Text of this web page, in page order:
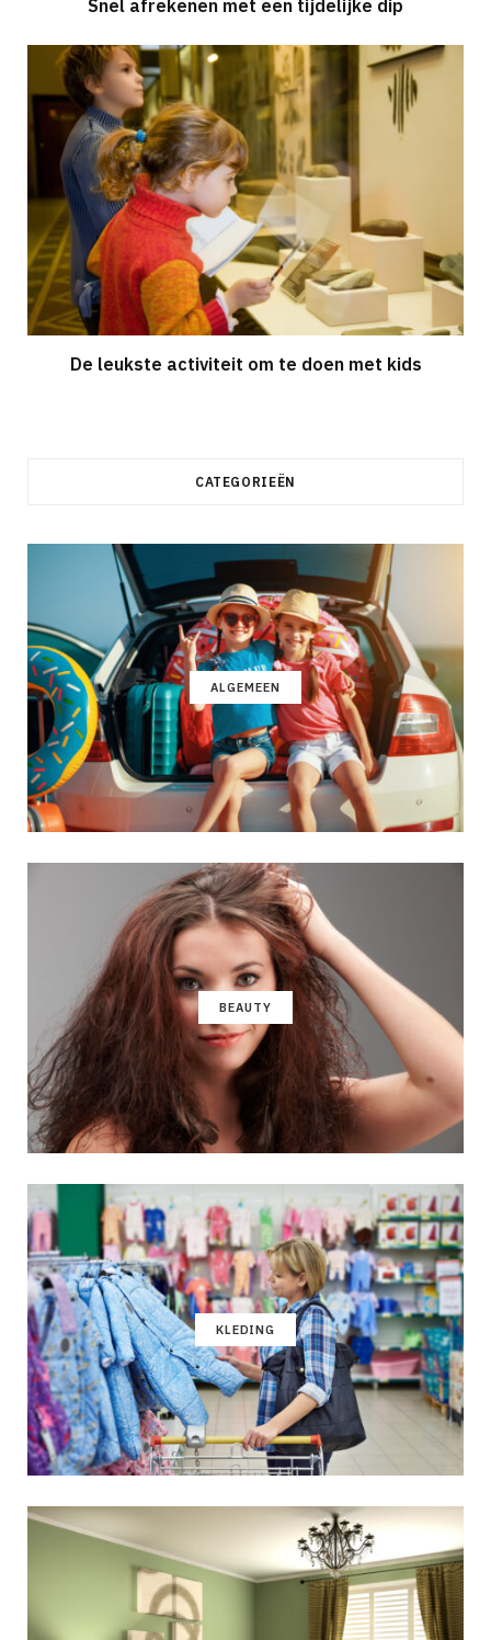
Snel afrekenen met een tijdelijke dip
De leukste activiteit om te doen met kids
CATEGORIEËN
ALGEMEEN
BEAUTY
KLEDING